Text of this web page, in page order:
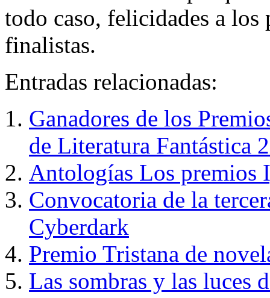
todo caso, felicidades a
finalistas.
Entradas relacionadas:
Ganadores de los
de Literatura Fantástica
Antologías Los premios
Convocatoria de la
Cyberdark
Premio Tristana de
Las sombras y las luces